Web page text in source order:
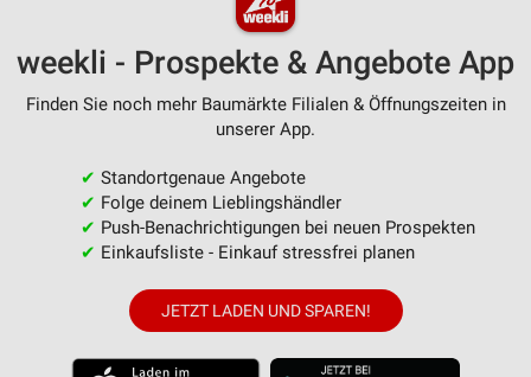
weekli - Prospekte & Angebote App
Finden Sie noch mehr Baumärkte Filialen & Öffnungszeiten in
unserer App.
✔ Standortgenaue Angebote
✔ Folge deinem Lieblingshändler
✔ Push-Benachrichtigungen bei neuen Prospekten
✔ Einkaufsliste - Einkauf stressfrei planen
JETZT LADEN UND SPAREN!